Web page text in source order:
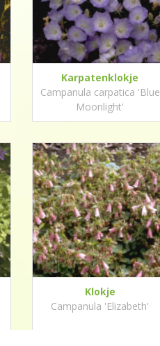
Karpatenklokje
Campanula carpatica 'Blue
Moonlight'
Klokje
Campanula 'Elizabeth'